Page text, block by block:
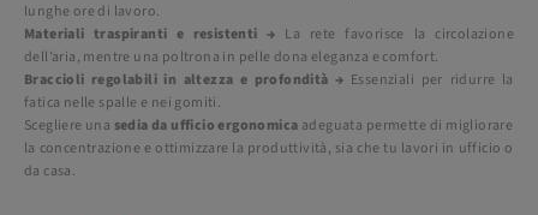
lunghe ore di lavoro.
Materiali traspiranti e resistenti → La rete favorisce la circolazione
dell’aria, mentre una poltrona in pelle dona eleganza e comfort.
Braccioli regolabili in altezza e profondità → Essenziali per ridurre la
fatica nelle spalle e nei gomiti.
Scegliere una sedia da ufficio ergonomica adeguata permette di migliorare
la concentrazione e ottimizzare la produttività, sia che tu lavori in ufficio o
da casa.